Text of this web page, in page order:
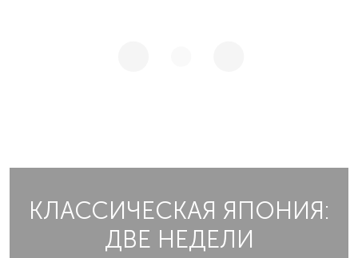
КЛАССИЧЕСКАЯ ЯПОНИЯ:
ДВЕ НЕДЕЛИ